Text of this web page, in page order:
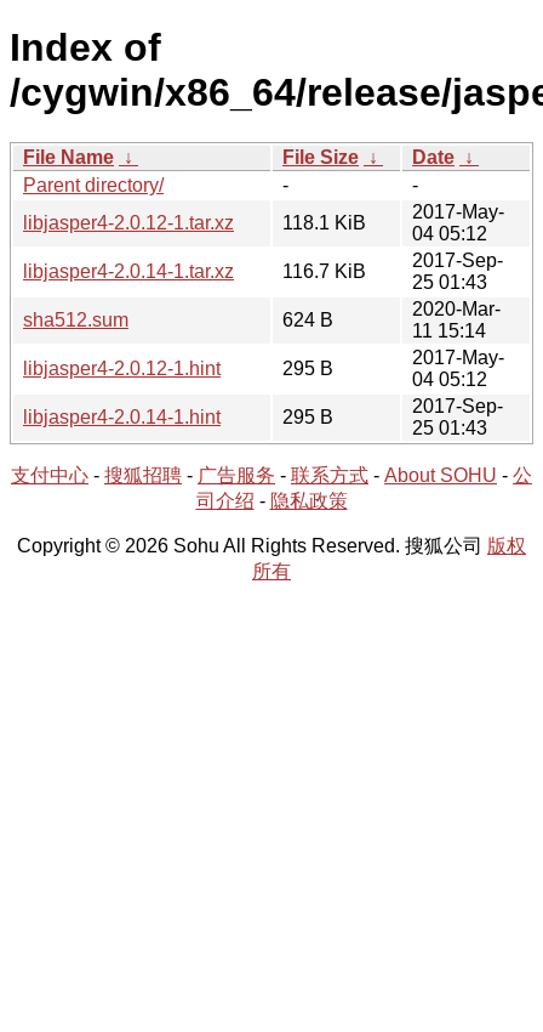
Index of
/cygwin/x86_64/release/
File Name ↓ File Size ↓ Date ↓
Parent directory/
-
-
libjasper4-2.0.12-1.tar.xz
118.1 KiB
2017-May-
04 05:12
libjasper4-2.0.14-1.tar.xz
116.7 KiB
2017-Sep-
25 01:43
sha512.sum
624 B
2020-Mar-
11 15:14
libjasper4-2.0.12-1.hint
295 B
2017-May-
04 05:12
libjasper4-2.0.14-1.hint
295 B
2017-Sep-
25 01:43
支付中心 - 搜狐招聘 - 广告服务 - 联系方式 - About SOHU - 公
司介绍 - 隐私政策
Copyright © 2026 Sohu All Rights Reserved. 搜狐公司 版权
所有